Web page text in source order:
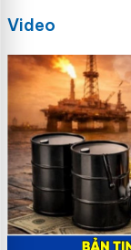
Video